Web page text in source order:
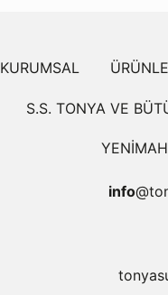
KURUMSAL
S.S. TONYA VE
info